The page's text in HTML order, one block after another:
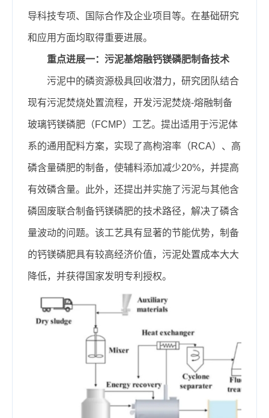
导科技专项、国际合作及企业项目等。在基础研究
和应用方面均取得重要进展。
重点进展一：污泥基熔融钙镁磷肥制备技术
污泥中的磷资源极具回收潜力，研究团队结合
现有污泥焚烧处置流程，开发污泥焚烧-熔融制备
玻璃钙镁磷肥（FCMP）工艺。提出适用于污泥体
系的通用配料方案，实现了高枸溶率（RCA）、高
磷含量磷肥的制备，使辅料添加减少20%，并提高
有效磷含量。此外，还提出并实施了污泥与其他含
磷固废联合制备钙镁磷肥的技术路径，解决了磷含
量波动的问题。该工艺具有显著的节能优势，制备
的钙镁磷肥具有较高经济价值，污泥处置成本大大
降低，并获得国家发明专利授权。